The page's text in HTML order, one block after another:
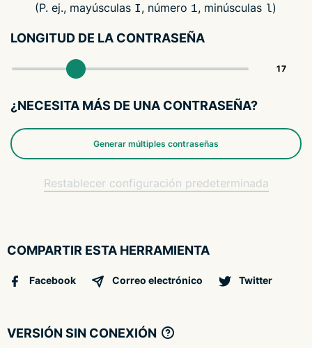
(P. ej., mayúsculas I, número 1, minúsculas l)
LONGITUD DE LA CONTRASEÑA
¿NECESITA MÁS DE UNA CONTRASEÑA?
Generar múltiples contraseñas
Restablecer configuración predeterminada
COMPARTIR ESTA HERRAMIENTA
Facebook Correo electrónico Twitter
VERSIÓN SIN CONEXIÓN